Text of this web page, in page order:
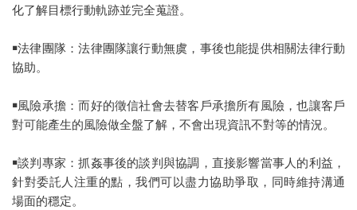
化了解目標行動軌跡並完全蒐證。
￭法律團隊：法律團隊讓行動無虞，事後也能提供相關法律行動
協助。
￭風險承擔：而好的徵信社會去替客戶承擔所有風險，也讓客戶
對可能產生的風險做全盤了解，不會出現資訊不對等的情況。
￭談判專家：抓姦事後的談判與協調，直接影響當事人的利益，
針對委託人注重的點，我們可以盡力協助爭取，同時維持溝通
場面的穩定。